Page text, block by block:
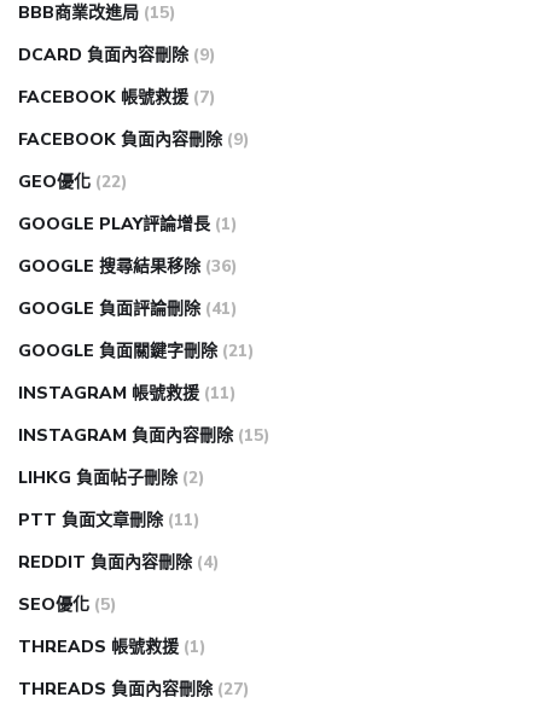
BBB商業改進局 (15)
DCARD 負面內容刪除 (9)
FACEBOOK 帳號救援 (7)
FACEBOOK 負面內容刪除 (9)
GEO優化 (22)
GOOGLE PLAY評論增長 (1)
GOOGLE 搜尋結果移除 (36)
GOOGLE 負面評論刪除 (41)
GOOGLE 負面關鍵字刪除 (21)
INSTAGRAM 帳號救援 (11)
INSTAGRAM 負面內容刪除 (15)
LIHKG 負面帖子刪除 (2)
PTT 負面文章刪除 (11)
REDDIT 負面內容刪除 (4)
SEO優化 (5)
THREADS 帳號救援 (1)
THREADS 負面內容刪除 (27)